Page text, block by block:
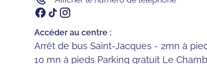
Accéder au centre :
Arrêt de bus Saint-Jacques - 2mn à
10 mn à pieds Parking gratuit Le